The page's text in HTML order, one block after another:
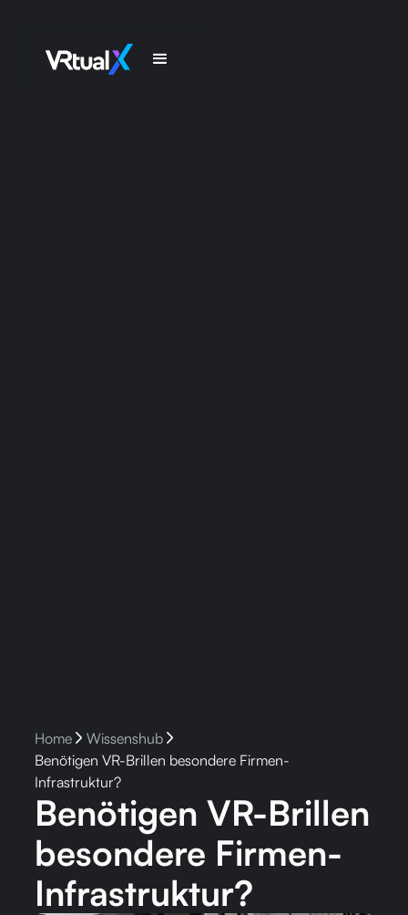
Home arrow_forward_iosWissenshub arrow_forward_ios
Benötigen VR-Brillen besondere Firmen-
Infrastruktur?
Benötigen VR-Brillen
besondere Firmen-
Infrastruktur?